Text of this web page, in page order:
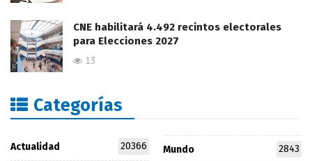
CNE habilitará 4.492 recintos electorales
para Elecciones 2027
13
Categorías
Actualidad 20366 Mundo 2843